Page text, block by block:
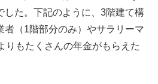
した。下記のように、3階建て構
者（1階部分のみ）やサラリーマ
りもたくさんの年金がもらえた